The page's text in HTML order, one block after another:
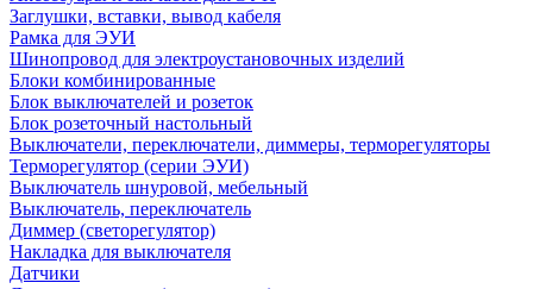
Заглушки, вставки, вывод кабеля
Рамка для ЭУИ
Шинопровод для электроустановочных изделий
Блоки комбинированные
Блок выключателей и розеток
Блок розеточный настольный
Выключатели, переключатели, диммеры, терморегуляторы
Терморегулятор (серии ЭУИ)
Выключатель шнуровой, мебельный
Выключатель, переключатель
Диммер (светорегулятор)
Накладка для выключателя
Датчики